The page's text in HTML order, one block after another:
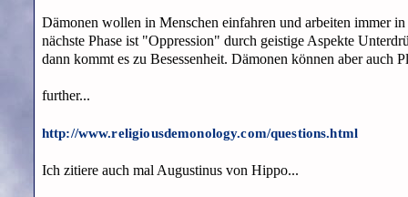
Dämonen wollen in Menschen einfahren und arbeiten immer
nächste Phase ist "Oppression" durch geistige Aspekte
dann kommt es zu Besessenheit. Dämonen können aber auch
further...
http://www.religiousdemonology.com/questions.html
Ich zitiere auch mal Augustinus von Hippo...